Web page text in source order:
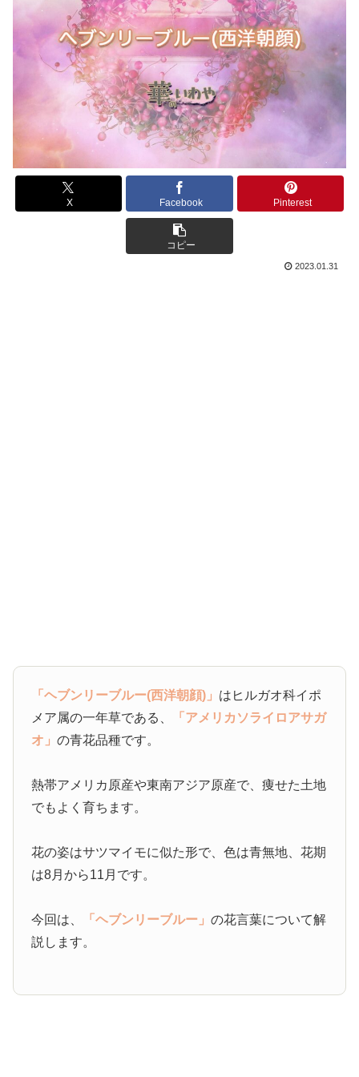
X Facebook Pinterest
コピー
2023.01.31
「ヘブンリーブルー(西洋朝顔)」 はヒルガオ科イポ
メア属の一年草である、
「アメリカソライロアサガ
オ」の青花品種です。
熱帯アメリカ原産や東南アジア原産で、痩せた土地
でもよく育ちます。
花の姿はサツマイモに似た形で、色は青無地、花期
は8月から11月です。
今回は、 「ヘブンリーブルー」の花言葉について解
説します。